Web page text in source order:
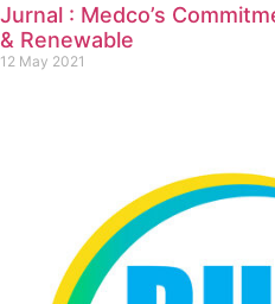
Jurnal : Medco’s
& Renewable
12 May 2021